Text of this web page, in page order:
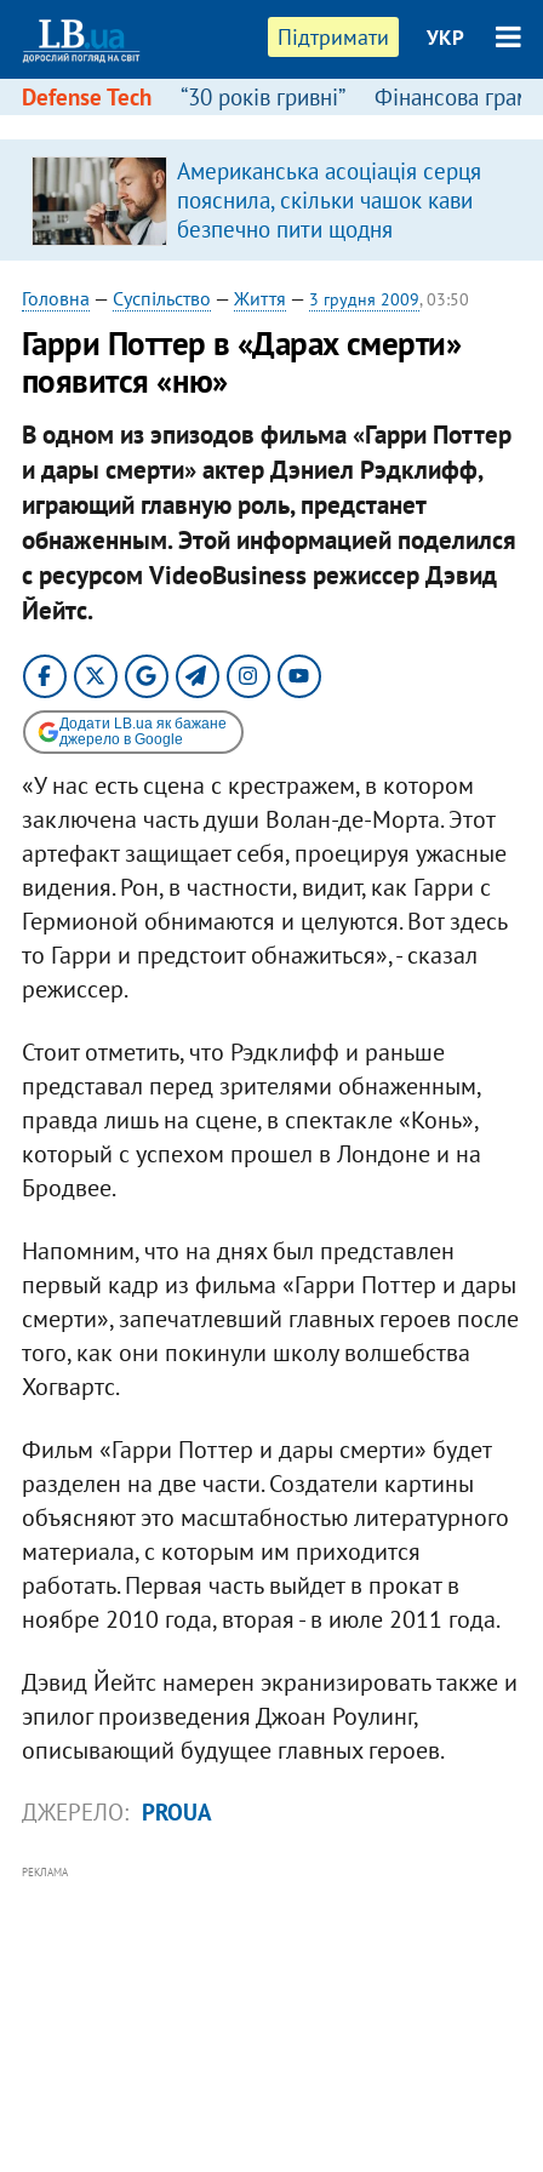
Підтримати УКР
Defense Tech “30 років гривні” Фінансова
Американська асоціація серця
пояснила, скільки чашок кави
безпечно пити щодня
Головна — Суспільство — Життя — 3 грудня 2009, 03:50
Гарри Поттер в «Дарах смерти»
появится «ню»
В одном из эпизодов фильма «Гарри Поттер
и дары смерти» актер Дэниел Рэдклифф,
играющий главную роль, предстанет
обнаженным. Этой информацией поделился
с ресурсом VideoBusiness режиссер Дэвид
Йейтс.
Додати LB.ua як бажане
джерело в Google
«У нас есть сцена с крестражем, в котором
заключена часть души Волан-де-Морта. Этот
артефакт защищает себя, проецируя ужасные
видения. Рон, в частности, видит, как Гарри с
Гермионой обнимаются и целуются. Вот здесь
то Гарри и предстоит обнажиться», - сказал
режиссер.
Стоит отметить, что Рэдклифф и раньше
представал перед зрителями обнаженным,
правда лишь на сцене, в спектакле «Конь»,
который с успехом прошел в Лондоне и на
Бродвее.
Напомним, что на днях был представлен
первый кадр из фильма «Гарри Поттер и дары
смерти», запечатлевший главных героев после
того, как они покинули школу волшебства
Хогвартс.
Фильм «Гарри Поттер и дары смерти» будет
разделен на две части. Создатели картины
объясняют это масштабностью литературного
материала, с которым им приходится
работать. Первая часть выйдет в прокат в
ноябре 2010 года, вторая - в июле 2011 года.
Дэвид Йейтс намерен экранизировать также и
эпилог произведения Джоан Роулинг,
описывающий будущее главных героев.
ДЖЕРЕЛО: PROUA
РЕКЛАМА